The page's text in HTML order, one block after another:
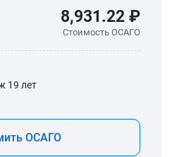
8,931.22 ₽
Стоимость ОСАГО
19 лет
ОСАГО